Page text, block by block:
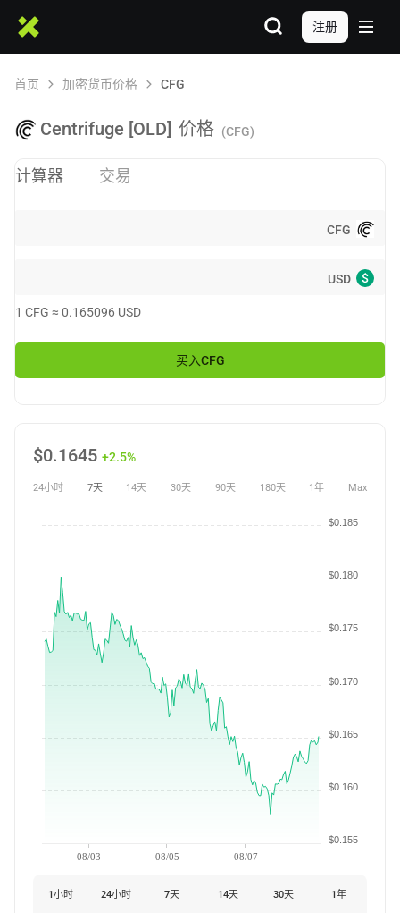
注册
首页 加密货币价格 CFG
Centrifuge [OLD] 价格 (CFG)
计算器 交易
CFG
USD $
1 CFG ≈ 0.165096 USD
买入CFG
$0.1645 +2.5%
24小时 7天 14天 30天 90天 180天 1年 Max
08/03 08/05 08/07
$0.155
$0.160
$0.165
$0.170
$0.175
$0.180
$0.185
1小时 24小时 7天 14天 30天 1年